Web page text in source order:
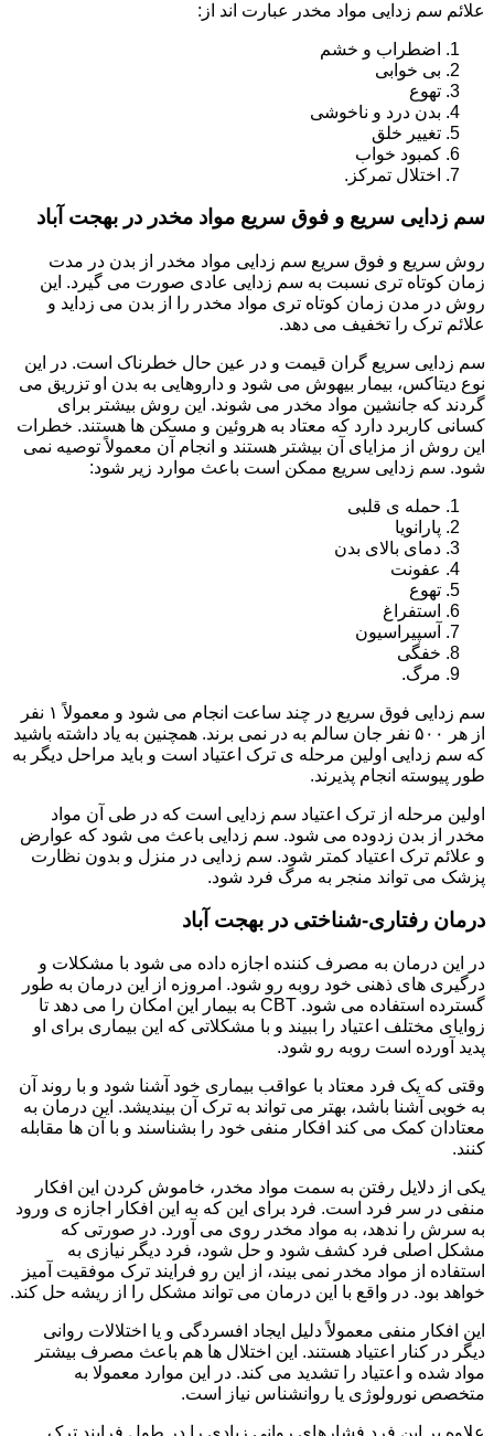
علائم سم زدایی مواد مخدر عبارت اند از:
اضطراب و خشم
بی خوابی
تهوع
بدن درد و ناخوشی
تغییر خلق
کمبود خواب
اختلال تمرکز.
سم زدایی سریع و فوق سریع مواد مخدر در بهجت آباد
روش سریع و فوق سریع سم زدایی مواد مخدر از بدن در مدت
زمان کوتاه تری نسبت به سم زدایی عادی صورت می گیرد. این
روش در مدن زمان کوتاه تری مواد مخدر را از بدن می زداید و
علائم ترک را تخفیف می دهد.
سم زدایی سریع گران قیمت و در عین حال خطرناک است. در این
نوع دیتاکس، بیمار بیهوش می شود و داروهایی به بدن او تزریق می
گردند که جانشین مواد مخدر می شوند. این روش بیشتر برای
کسانی کاربرد دارد که معتاد به هروئین و مسکن ها هستند. خطرات
این روش از مزایای آن بیشتر هستند و انجام آن معمولاً توصیه نمی
شود. سم زدایی سریع ممکن است باعث موارد زیر شود:
حمله ی قلبی
پارانویا
دمای بالای بدن
عفونت
تهوع
استفراغ
آسپیراسیون
خفگی
مرگ.
سم زدایی فوق سریع در چند ساعت انجام می شود و معمولاً ۱ نفر
از هر ۵۰۰ نفر جان سالم به در نمی برند. همچنین به یاد داشته باشید
که سم زدایی اولین مرحله ی ترک اعتیاد است و باید مراحل دیگر به
طور پیوسته انجام پذیرند.
اولین مرحله از ترک اعتیاد سم زدایی است که در طی آن مواد
مخدر از بدن زدوده می شود. سم زدایی باعث می شود که عوارض
و علائم ترک اعتیاد کمتر شود. سم زدایی در منزل و بدون نظارت
پزشک می تواند منجر به مرگ فرد شود.
درمان رفتاری-شناختی در بهجت آباد
در این درمان به مصرف کننده اجازه داده می شود با مشکلات و
درگیری های ذهنی خود روبه رو شود. امروزه از این درمان به طور
گسترده استفاده می شود. CBT به بیمار این امکان را می دهد تا
زوایای مختلف اعتیاد را ببیند و با مشکلاتی که این بیماری برای او
پدید آورده است روبه رو شود.
وقتی که یک فرد معتاد با عواقب بیماری خود آشنا شود و با روند آن
به خوبی آشنا باشد، بهتر می تواند به ترک آن بیندیشد. این درمان به
معتادان کمک می کند افکار منفی خود را بشناسند و با آن ها مقابله
کنند.
یکی از دلایل رفتن به سمت مواد مخدر، خاموش کردن این افکار
منفی در سر فرد است. فرد برای این که به این افکار اجازه ی ورود
به سرش را ندهد، به مواد مخدر روی می آورد. در صورتی که
مشکل اصلی فرد کشف شود و حل شود، فرد دیگر نیازی به
استفاده از مواد مخدر نمی بیند، از این رو فرایند ترک موفقیت آمیز
خواهد بود. در واقع با این درمان می تواند مشکل را از ریشه حل کند.
این افکار منفی معمولاً دلیل ایجاد افسردگی و یا اختلالات روانی
دیگر در کنار اعتیاد هستند. این اختلال ها هم باعث مصرف بیشتر
مواد شده و اعتیاد را تشدید می کند. در این موارد معمولا به
متخصص نورولوژی یا روانشناس نیاز است.